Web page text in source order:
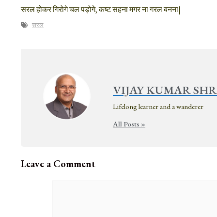
सरल होकर गिरोगे चल पड़ोगे, कष्ट सहना मगर ना गरल बनना|
सरल
VIJAY KUMAR
Lifelong learner and a wanderer
All Posts »
Leave a Comment